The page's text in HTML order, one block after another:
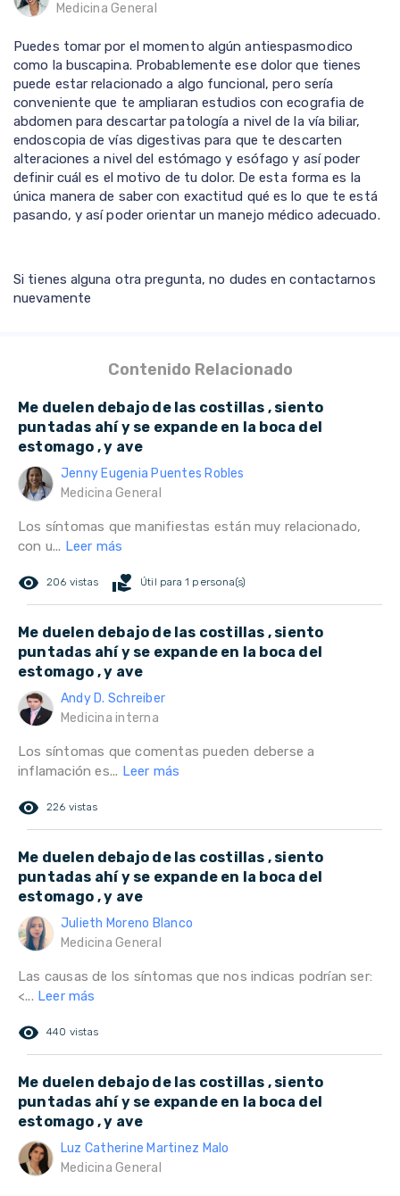
Medicina General
Puedes tomar por el momento algún antiespasmodico
como la buscapina. Probablemente ese dolor que tienes
puede estar relacionado a algo funcional, pero sería
conveniente que te ampliaran estudios con ecografia de
abdomen para descartar patología a nivel de la vía biliar,
endoscopia de vías digestivas para que te descarten
alteraciones a nivel del estómago y esófago y así poder
definir cuál es el motivo de tu dolor. De esta forma es la
única manera de saber con exactitud qué es lo que te está
pasando, y así poder orientar un manejo médico adecuado.
Si tienes alguna otra pregunta, no dudes en contactarnos
nuevamente
Contenido Relacionado
Me duelen debajo de las costillas , siento
puntadas ahí y se expande en la boca del
estomago , y ave
Jenny Eugenia Puentes Robles
Medicina General
Los síntomas que manifiestas están muy relacionado,
con u... Leer más
remove_red_eye 206 vistas volunteer_activism Útil para 1 persona(s)
Me duelen debajo de las costillas , siento
puntadas ahí y se expande en la boca del
estomago , y ave
Andy D. Schreiber
Medicina interna
Los síntomas que comentas pueden deberse a
inflamación es... Leer más
remove_red_eye 226 vistas
Me duelen debajo de las costillas , siento
puntadas ahí y se expande en la boca del
estomago , y ave
Julieth Moreno Blanco
Medicina General
Las causas de los síntomas que nos indicas podrían ser:
<... Leer más
remove_red_eye 440 vistas
Me duelen debajo de las costillas , siento
puntadas ahí y se expande en la boca del
estomago , y ave
Luz Catherine Martinez Malo
Medicina General